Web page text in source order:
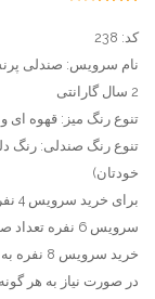
5
امتیاز
مشتری
کد: 238
نام سرویس: صندلی
2 سال گارانتی
تنوع رنگ میز: قهوه ای
تنوع رنگ صندلی: رنگ
خودتان)
خرید سرویس 8 نفره به بالا با شماره 09124780614 تماس بگیرید.
در صورت نیاز به هر